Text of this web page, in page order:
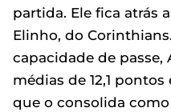
partida. Ele fica atrás
Elinho, do
capacidade de
médias de 12,1
que o consolida